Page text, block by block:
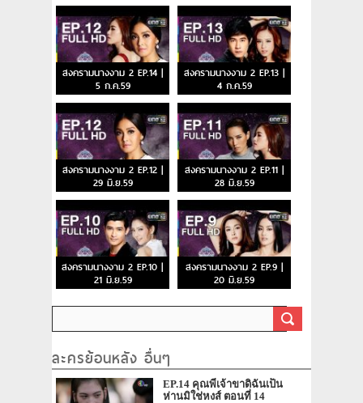
สงครามนางงาม 2 EP.14 |
5 ก.ค.59
สงครามนางงาม 2 EP.13 |
4 ก.ค.59
สงครามนางงาม 2 EP.12 |
29 มิ.ย.59
สงครามนางงาม 2 EP.11 |
28 มิ.ย.59
สงครามนางงาม 2 EP.10 |
21 มิ.ย.59
สงครามนางงาม 2 EP.9 |
20 มิ.ย.59
ละครย้อนหลัง อื่นๆ
EP.14 คุณพี่เจ้าขาดิฉันเป็น
ห่านมิใช่หงส์ ตอนที่ 14